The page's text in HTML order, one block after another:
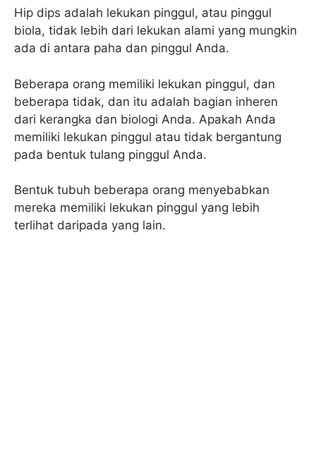
Hip dips adalah lekukan pinggul, atau pinggul
biola, tidak lebih dari lekukan alami yang mungkin
ada di antara paha dan pinggul Anda.
Beberapa orang memiliki lekukan pinggul, dan
beberapa tidak, dan itu adalah bagian inheren
dari kerangka dan biologi Anda. Apakah Anda
memiliki lekukan pinggul atau tidak bergantung
pada bentuk tulang pinggul Anda.
Bentuk tubuh beberapa orang menyebabkan
mereka memiliki lekukan pinggul yang lebih
terlihat daripada yang lain.